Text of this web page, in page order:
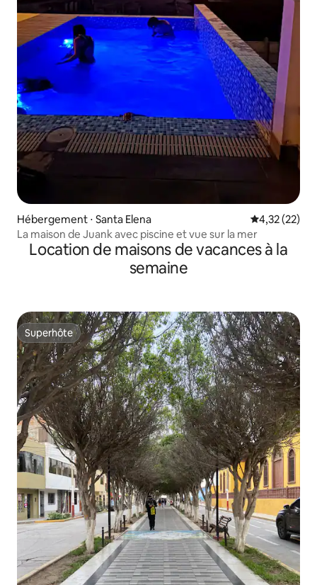
Hébergement ⋅ Santa Elena Évaluation
4,32 (22)
La maison de Juank avec piscine et vue sur la mer
Location de maisons de vacances à la
semaine
Superhôte
Superhôte